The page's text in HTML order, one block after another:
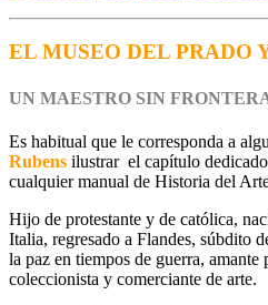
EL MUSEO DEL PRADO
UN MAESTRO SIN
Es habitual que le corresponda a
Rubens ilustrar el capítulo
cualquier manual de Historia del
Hijo de protestante y de católica,
Italia, regresado a Flandes, súbdito
la paz en tiempos de guerra,
coleccionista y comerciante de arte.